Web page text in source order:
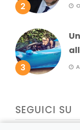
2
3
SEGUICI SU